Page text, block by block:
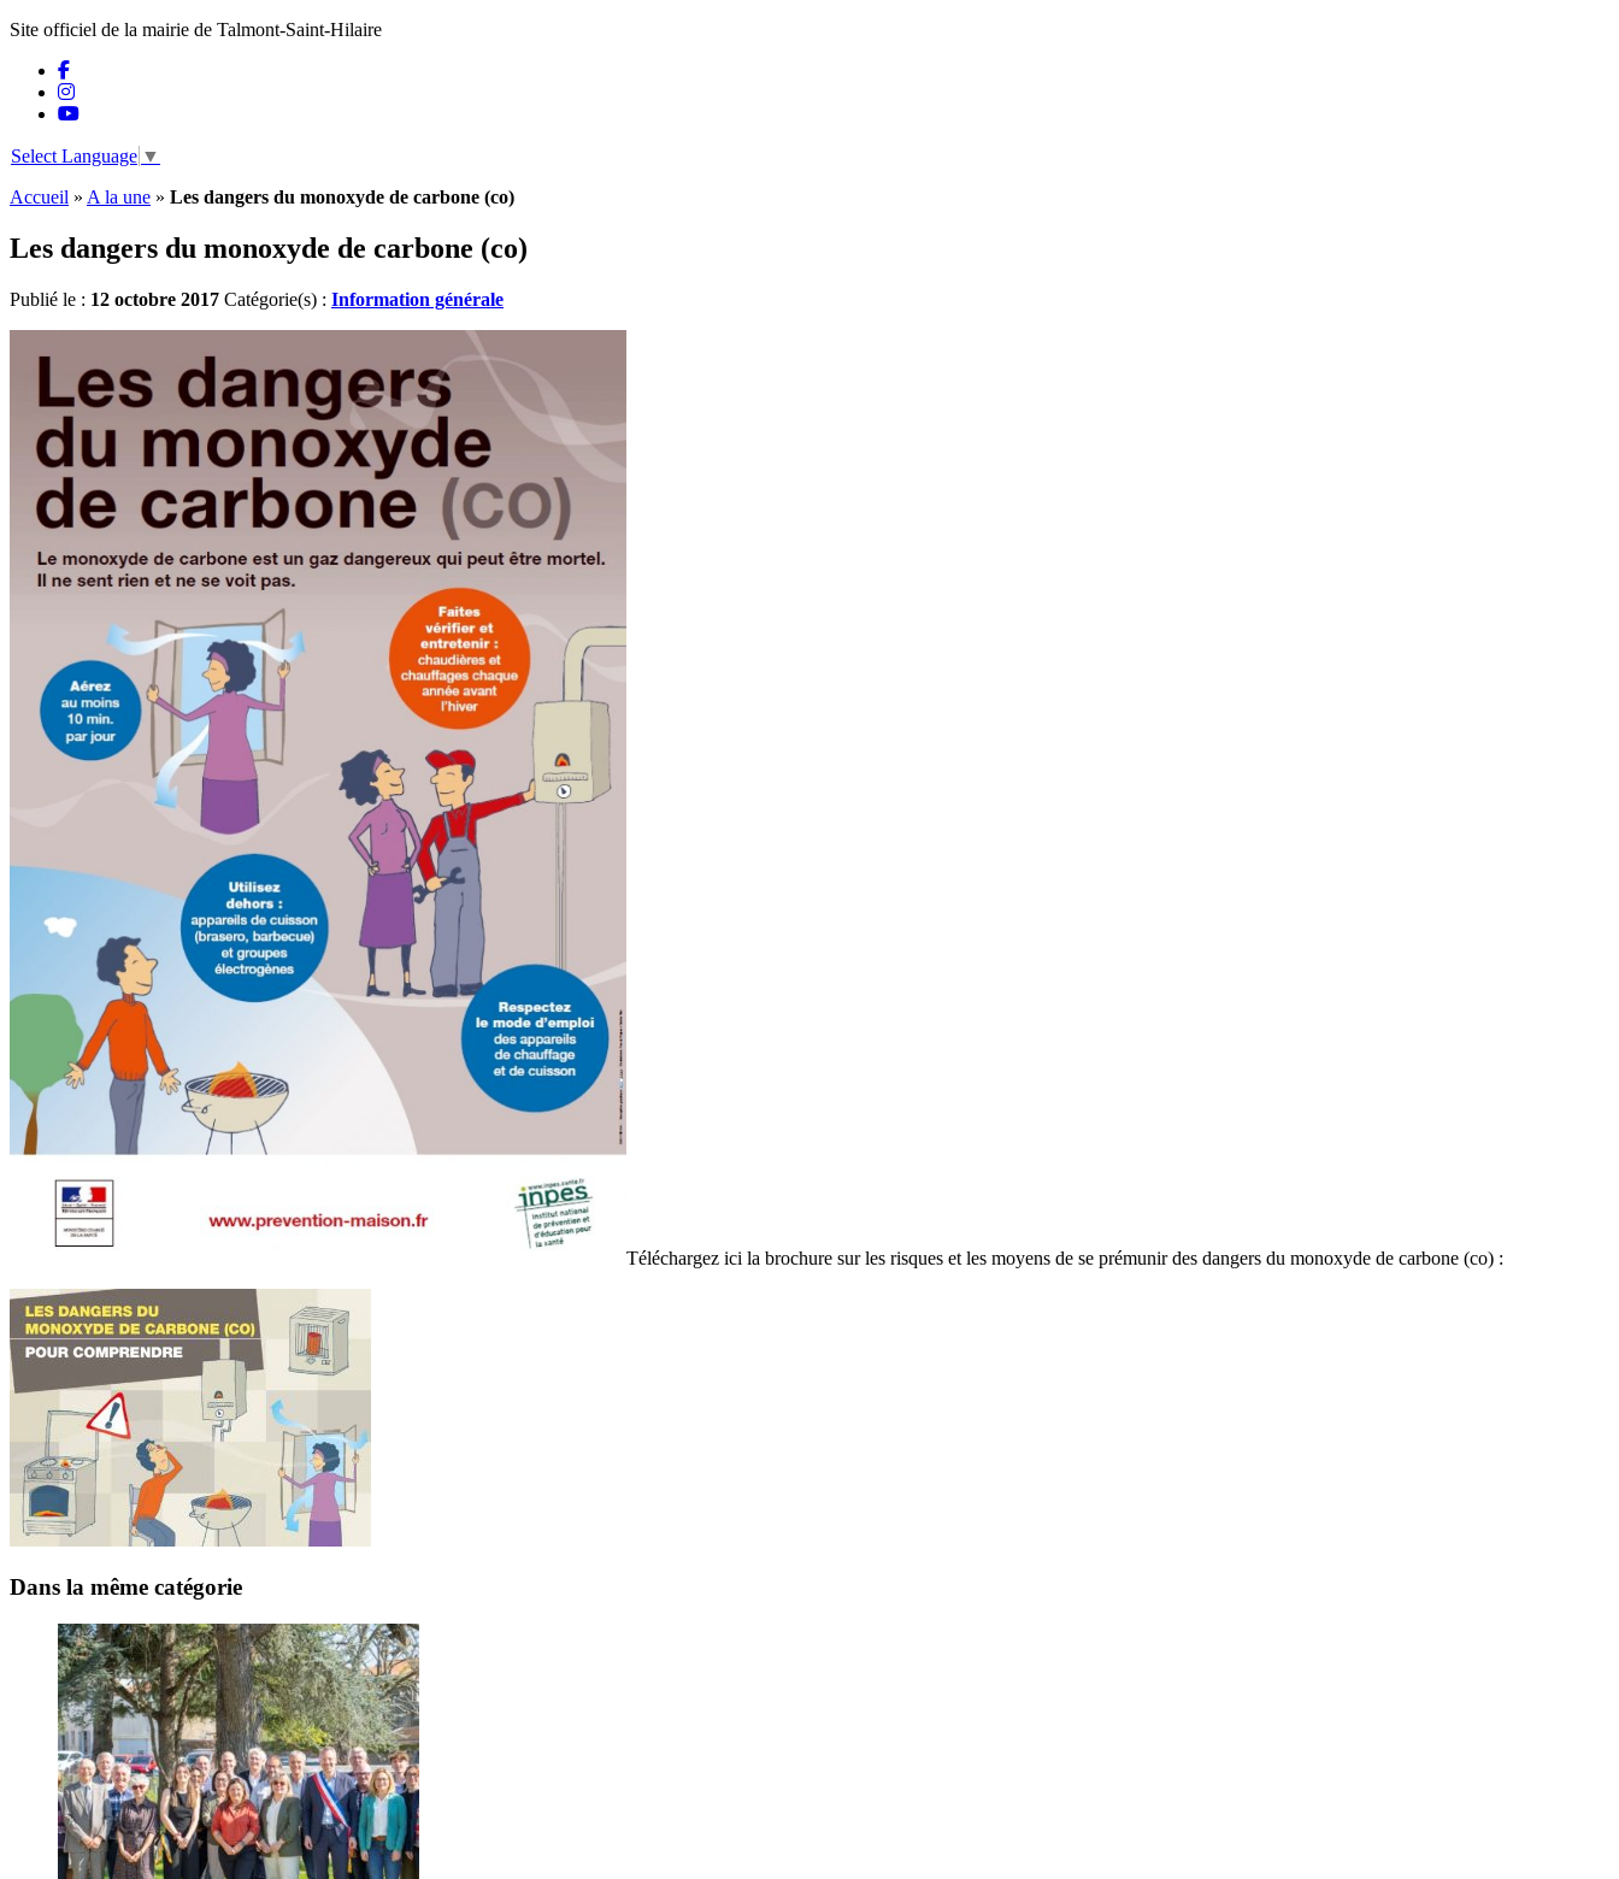
Site officiel de la mairie de Talmont-Saint-Hilaire
Select Language ▼
Accueil » A la une » Les dangers du monoxyde de carbone (co)
Les dangers du monoxyde de carbone (co)
Publié le : 12 octobre 2017 Catégorie(s) : Information générale
Téléchargez ici la brochure sur les risques et les moyens de se prémunir des dangers du monoxyde de carbone (co) :
Dans la même catégorie